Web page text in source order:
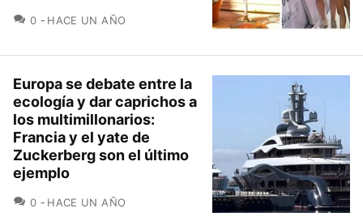
0 COMENTARIOS
HACE UN AÑO
Europa se debate entre la
ecología y dar caprichos a
los multimillonarios:
Francia y el yate de
Zuckerberg son el último
ejemplo
0 COMENTARIOS
HACE UN AÑO